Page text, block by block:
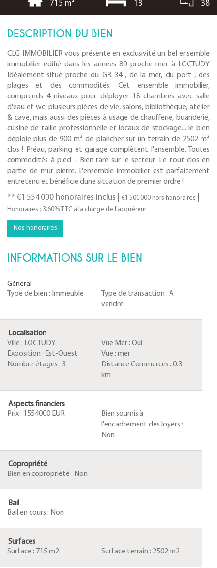
715 m² 18 38
DESCRIPTION DU BIEN
CLG IMMOBILIER vous présente en exclusivité un bel ensemble
immobilier édifié dans les années 80 proche mer à LOCTUDY
Idéalement situé proche du GR 34 , de la mer, du port , des
plages et des commodités. Cet ensemble immobilier,
comprends 4 niveaux pour déployer 18 chambres avec salle
d'eau et wc, plusieurs pièces de vie, salons, bibliothèque, atelier
& cave, mais aussi des pièces à usage de chaufferie, buanderie,
cuisine de taille professionnelle et locaux de stockage... le bien
déploie plus de 900 m² de plancher sur un terrain de 2502 m²
clos ! Préau, parking et garage complètent l'ensemble. Toutes
commodités à pied - Bien rare sur le secteur. Le tout clos en
partie de mur pierre. L'ensemble immobilier est parfaitement
entretenu et bénéficie dune situation de premier ordre !
** €1 554 000 honoraires inclus €1 500 000 hors honoraires
Honoraires : 3.60% TTC à la charge de l'acquéreur
Nos honoraires
INFORMATIONS SUR LE BIEN
Général
Type de bien : Immeuble Type de transaction : A
vendre
Localisation
Ville : LOCTUDY Vue Mer : Oui
Exposition : Est-Ouest Vue : mer
Nombre étages : 3 Distance Commerces : 0.3
km
Aspects financiers
Prix : 1554000 EUR
Bien soumis à
l'encadrement des loyers :
Non
Copropriété
Bien en copropriété : Non
Bail
Bail en cours : Non
Surfaces
Surface : 715 m2 Surface terrain : 2502 m2